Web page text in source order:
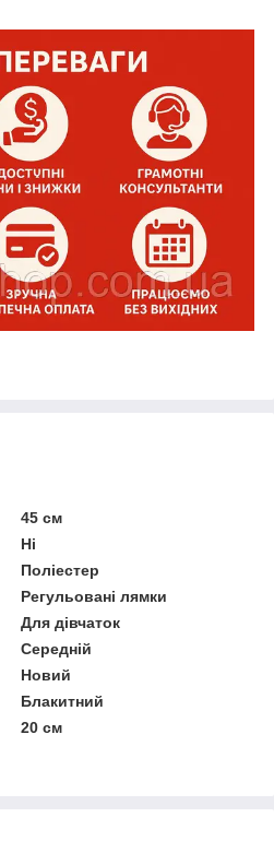
45 см
Ні
Поліестер
Регульовані лямки
Для дівчаток
Середній
Новий
Блакитний
20 см